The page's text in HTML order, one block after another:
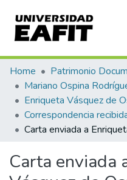
Communities & Collections
All of DSpace
Statistics
Home Patrimonio
Correspondencia
Carta enviada